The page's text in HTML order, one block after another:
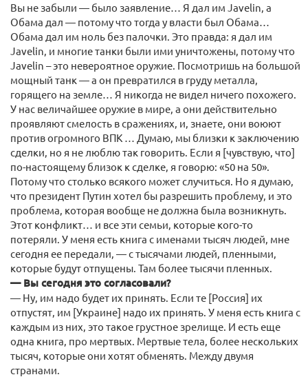
Вы не забыли — было заявление… Я дал им Javelin, а
Обама дал — потому что тогда у власти был Обама…
Обама дал им ноль без палочки. Это правда: я дал им
Javelin, и многие танки были ими уничтожены, потому что
Javelin – это невероятное оружие. Посмотришь на большой
мощный танк — а он превратился в груду металла,
горящего на земле… Я никогда не видел ничего похожего.
У нас величайшее оружие в мире, а они действительно
проявляют смелость в сражениях, и, знаете, они воюют
против огромного ВПК … Думаю, мы близки к заключению
сделки, но я не люблю так говорить. Если я [чувствую, что]
по-настоящему близок к сделке, я говорю: «50 на 50».
Потому что столько всякого может случиться. Но я думаю,
что президент Путин хотел бы разрешить проблему, и это
проблема, которая вообще не должна была возникнуть.
Этот конфликт… и все эти семьи, которые кого-то
потеряли. У меня есть книга с именами тысяч людей, мне
сегодня ее передали, — с тысячами людей, пленными,
которые будут отпущены. Там более тысячи пленных.
— Вы сегодня это согласовали?
— Ну, им надо будет их принять. Если те [Россия] их
отпустят, им [Украине] надо их принять. У меня есть книга с
каждым из них, это такое грустное зрелище. И есть еще
одна книга, про мертвых. Мертвые тела, более нескольких
тысяч, которые они хотят обменять. Между двумя
странами.